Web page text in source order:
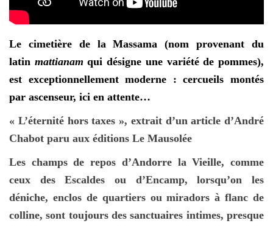
Le cimetière de la Massama (nom provenant du
latin mattianam qui désigne une variété de pommes),
est exceptionnellement moderne : cercueils montés
par ascenseur, ici en attente…
« L’éternité hors taxes », extrait d’un article d’André
Chabot paru aux éditions Le Mausolée
Les champs de repos d’Andorre la Vieille, comme
ceux des Escaldes ou d’Encamp, lorsqu’on les
déniche, enclos de quartiers ou miradors à flanc de
colline, sont toujours des sanctuaires intimes, presque